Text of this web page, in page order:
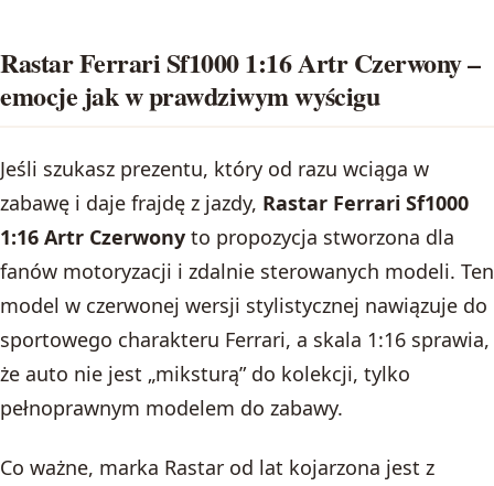
Rastar Ferrari Sf1000 1:16 Artr Czerwony –
emocje jak w prawdziwym wyścigu
Jeśli szukasz prezentu, który od razu wciąga w
zabawę i daje frajdę z jazdy, Rastar Ferrari Sf1000
1:16 Artr Czerwony to propozycja stworzona dla
fanów motoryzacji i zdalnie sterowanych modeli. Ten
model w czerwonej wersji stylistycznej nawiązuje do
sportowego charakteru Ferrari, a skala 1:16 sprawia,
że auto nie jest „miksturą” do kolekcji, tylko
pełnoprawnym modelem do zabawy.
Co ważne, marka Rastar od lat kojarzona jest z